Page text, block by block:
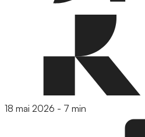
18 mai 2026 - 7 min